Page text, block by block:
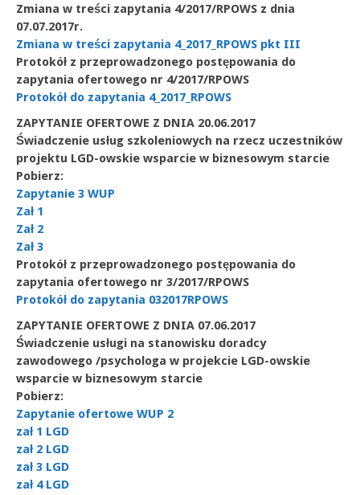
Zmiana w treści zapytania 4/2017/RPOWS z dnia
07.07.2017r.
Zmiana w treści zapytania 4_2017_RPOWS pkt III
Protokół z przeprowadzonego postępowania do
zapytania ofertowego nr 4/2017/RPOWS
Protokół do zapytania 4_2017_RPOWS
ZAPYTANIE OFERTOWE Z DNIA 20.06.2017
Świadczenie usług szkoleniowych na rzecz uczestników
projektu LGD-owskie wsparcie w biznesowym starcie
Pobierz:
Zapytanie 3 WUP
Zał 1
Zał 2
Zał 3
Protokół z przeprowadzonego postępowania do
zapytania ofertowego nr 3/2017/RPOWS
Protokół do zapytania 032017RPOWS
ZAPYTANIE OFERTOWE Z DNIA 07.06.2017
Świadczenie usługi na stanowisku doradcy
zawodowego /psychologa w projekcie LGD-owskie
wsparcie w biznesowym starcie
Pobierz:
Zapytanie ofertowe WUP 2
zał 1 LGD
zał 2 LGD
zał 3 LGD
zał 4 LGD